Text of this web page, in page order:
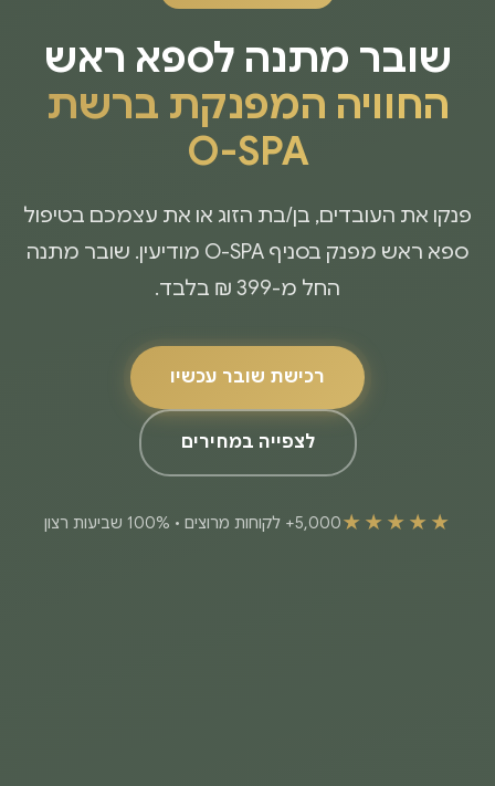
שובר מתנה לספא ראש
החוויה המפנקת ברשת
O-SPA
פנקו את העובדים, בן/בת הזוג או את עצמכם בטיפול
ספא ראש מפנק בסניף O-SPA מודיעין. שובר מתנה
החל מ-399 ₪ בלבד.
רכישת שובר עכשיו
לצפייה במחירים
★★★★★5,000+ לקוחות מרוצים • 100% שביעות רצון